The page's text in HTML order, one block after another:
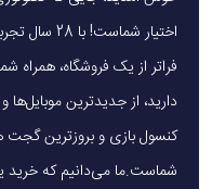
اختیار
فراتر از یک فروشگاه، همراه
دارید، از جدیدترین موبایل‌ها
کنسول بازی و بروزترین گجت
شماست.ما می‌دانیم که